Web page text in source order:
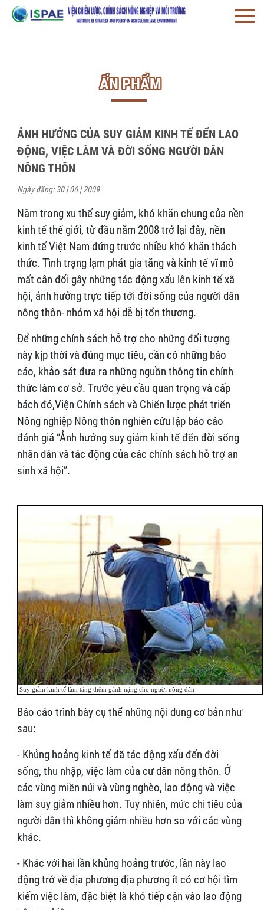
ẤN PHẨM
ẢNH HƯỞNG CỦA SUY GIẢM KINH TẾ ĐẾN LAO
ĐỘNG, VIỆC LÀM VÀ ĐỜI SỐNG NGƯỜI DÂN
NÔNG THÔN
Ngày đăng: 30 | 06 | 2009
Nằm trong xu thế suy giảm, khó khăn chung của nền
kinh tế thế giới, từ đầu năm 2008 trở lại đây, nền
kinh tế Việt Nam đứng trước nhiều khó khăn thách
thức. Tình trạng lạm phát gia tăng và kinh tế vĩ mô
mất cân đối gây những tác động xấu lên kinh tế xã
hội, ảnh hưởng trực tiếp tới đời sống của người dân
nông thôn- nhóm xã hội dễ bị tổn thương.
Để những chính sách hỗ trợ cho những đối tượng
này kịp thời và đúng mục tiêu, cần có những báo
cáo, khảo sát đưa ra những nguồn thông tin chính
thức làm cơ sở. Trước yêu cầu quan trọng và cấp
bách đó,Viện Chính sách và Chiến lược phát triển
Nông nghiệp Nông thôn nghiên cứu lập báo cáo
đánh giá “Ảnh hưởng suy giảm kinh tế đến đời sống
nhân dân và tác động của các chính sách hỗ trợ an
sinh xã hội”.
Suy giảm kinh tế làm tăng thêm gánh nặng cho người nông dân
Báo cáo trình bày cụ thể những nội dung cơ bản như
sau:
- Khủng hoảng kinh tế đã tác động xấu đến đời
sống, thu nhập, việc làm của cư dân nông thôn. Ở
các vùng miền núi và vùng nghèo, lao động và việc
làm suy giảm nhiều hơn. Tuy nhiên, mức chi tiêu của
người dân thì không giảm nhiều hơn so với các vùng
khác.
- Khác với hai lần khủng hoảng trước, lần này lao
động trở về địa phương địa phương ít có cơ hội tìm
kiếm việc làm, đặc biệt là khó tiếp cận vào lao động